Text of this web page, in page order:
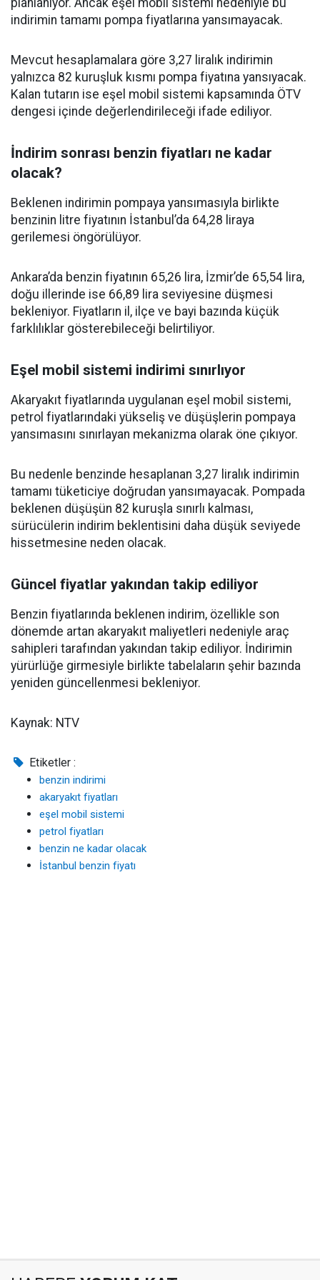
planlanıyor. Ancak eşel mobil sistemi nedeniyle bu
indirimin tamamı pompa fiyatlarına yansımayacak.
Mevcut hesaplamalara göre 3,27 liralık indirimin
yalnızca 82 kuruşluk kısmı pompa fiyatına yansıyacak.
Kalan tutarın ise eşel mobil sistemi kapsamında ÖTV
dengesi içinde değerlendirileceği ifade ediliyor.
İndirim sonrası benzin fiyatları ne kadar
olacak?
Beklenen indirimin pompaya yansımasıyla birlikte
benzinin litre fiyatının İstanbul’da 64,28 liraya
gerilemesi öngörülüyor.
Ankara’da benzin fiyatının 65,26 lira, İzmir’de 65,54 lira,
doğu illerinde ise 66,89 lira seviyesine düşmesi
bekleniyor. Fiyatların il, ilçe ve bayi bazında küçük
farklılıklar gösterebileceği belirtiliyor.
Eşel mobil sistemi indirimi sınırlıyor
Akaryakıt fiyatlarında uygulanan eşel mobil sistemi,
petrol fiyatlarındaki yükseliş ve düşüşlerin pompaya
yansımasını sınırlayan mekanizma olarak öne çıkıyor.
Bu nedenle benzinde hesaplanan 3,27 liralık indirimin
tamamı tüketiciye doğrudan yansımayacak. Pompada
beklenen düşüşün 82 kuruşla sınırlı kalması,
sürücülerin indirim beklentisini daha düşük seviyede
hissetmesine neden olacak.
Güncel fiyatlar yakından takip ediliyor
Benzin fiyatlarında beklenen indirim, özellikle son
dönemde artan akaryakıt maliyetleri nedeniyle araç
sahipleri tarafından yakından takip ediliyor. İndirimin
yürürlüğe girmesiyle birlikte tabelaların şehir bazında
yeniden güncellenmesi bekleniyor.
Kaynak: NTV
Etiketler :
benzin indirimi
akaryakıt fiyatları
eşel mobil sistemi
petrol fiyatları
benzin ne kadar olacak
İstanbul benzin fiyatı